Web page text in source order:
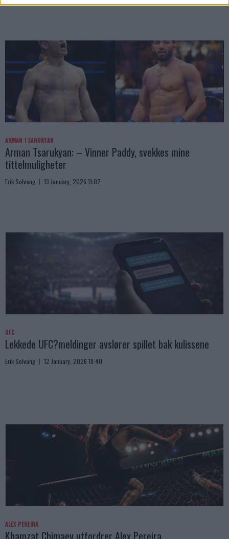
ARMAN TSARUKYAN
Arman Tsarukyan: – Vinner Paddy, svekkes mine
tittelmuligheter
Erik Solvang 13 January, 2026 11:02
UFC
Lekkede UFC?meldinger avslører spillet bak kulissene
Erik Solvang 12 January, 2026 18:40
ALEX PEREIRA